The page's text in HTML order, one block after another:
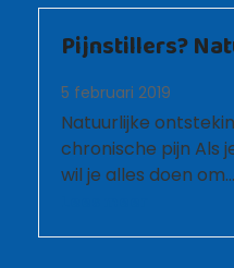
Pijnstillers?
5 februari 2019
Natuurlijke
chronische pijn Als
wil je alles doen om…